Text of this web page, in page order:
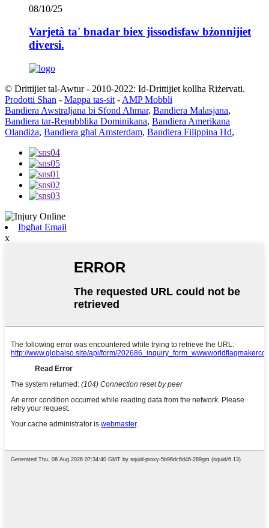
08/10/25
Varjetà ta' bnadar biex jissodisfaw bżonnijiet
diversi.
© Drittijiet tal-Awtur - 2010-2022: Id-Drittijiet kollha Riżervati.
Prodotti Sħan - Mappa tas-sit - AMP Mobbli
Bandiera Awstraljana bi Sfond Aħmar, Bandiera Malasjana,
Bandiera tar-Repubblika Dominikana, Bandiera Amerikana
Olandiża, Bandiera għal Amsterdam, Bandiera Filippina Hd,
Ibgħat Email
x